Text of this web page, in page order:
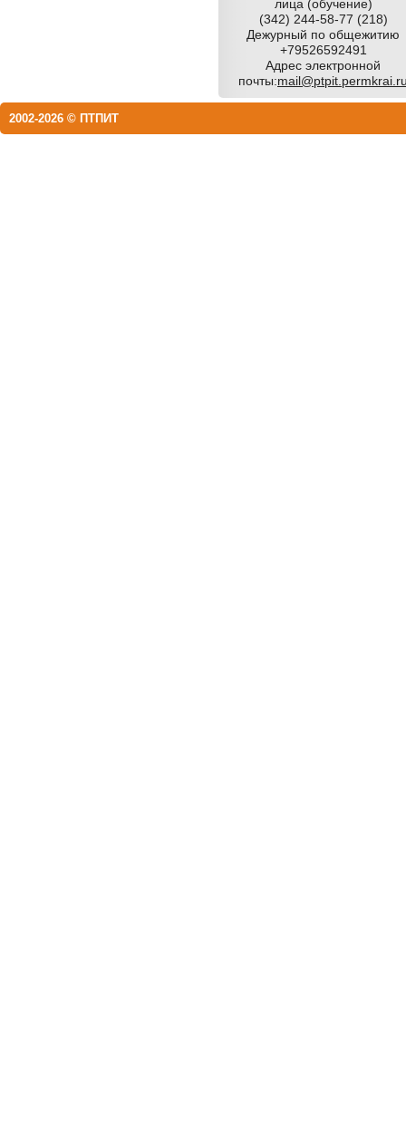
лица (обучение)
(342) 244-58-77 (218)
Дежурный по общежитию
+79526592491
Адрес электронной
почты:
2002-2026 © ПТПИТ